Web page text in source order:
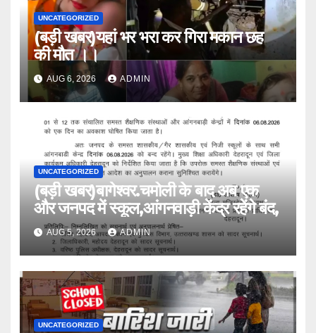
UNCATEGORIZED
(बड़ी खबर)यहां भर भरा कर गिरा मकान छह
की मौत ।।
AUG 6, 2026 ADMIN
UNCATEGORIZED
(बड़ी खबर)बागेश्वर.चमोली के बाद अब एक
और जनपद में स्कूल,आंगनवाड़ी केंद्र रहेंगे बंद,
AUG 5, 2026 ADMIN
UNCATEGORIZED